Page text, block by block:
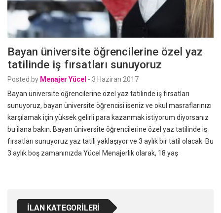
Bayan üniversite öğrencilerine özel yaz
tatilinde iş fırsatları sunuyoruz
Posted by Menajer Yücel - 3 Haziran 2017
Bayan üniversite öğrencilerine özel yaz tatilinde iş fırsatları
sunuyoruz, bayan üniversite öğrencisi iseniz ve okul masraflarınızı
karşılamak için yüksek gelirli para kazanmak istiyorum diyorsanız
bu ilana bakın. Bayan üniversite öğrencilerine özel yaz tatilinde iş
fırsatları sunuyoruz yaz tatili yaklaşıyor ve 3 aylık bir tatil olacak. Bu
3 aylık boş zamanınızda Yücel Menajerlik olarak, 18 yaş
İLAN KATEGORILERI